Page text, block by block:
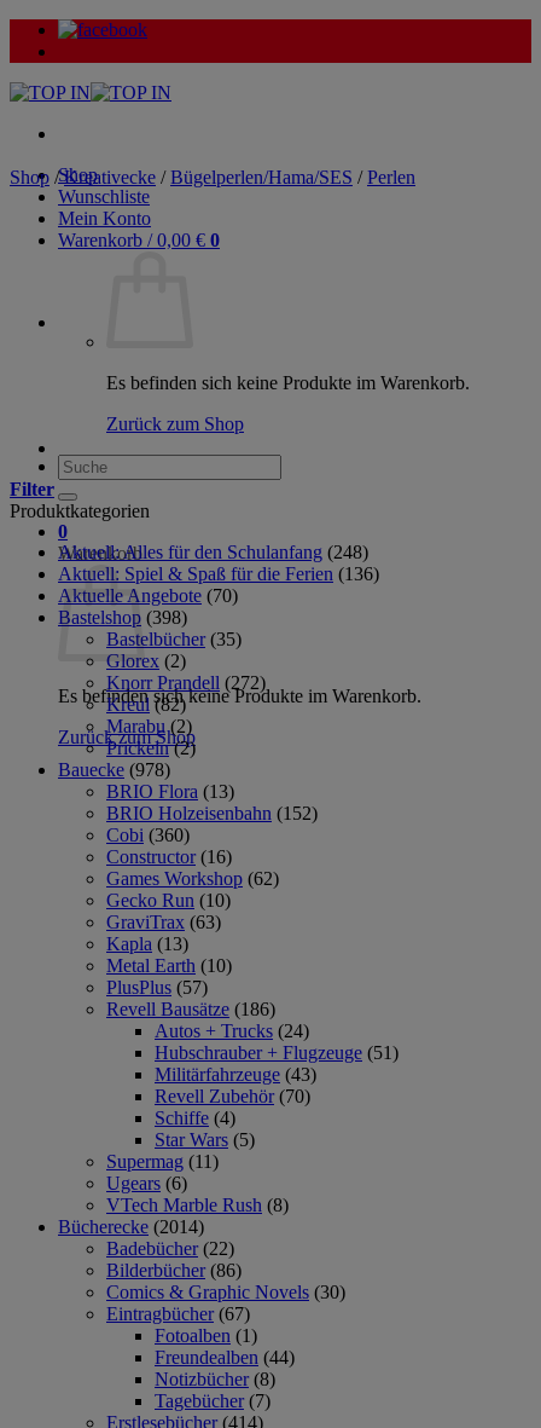
Zum
Inhalt
Shop
Wunschliste
Mein Konto
Warenkorb /0,00 € 0
Es befinden sich keine Produkte im Warenkorb.
Zurück zum Shop
Suche
nach:
0
Warenkorb
Es befinden sich keine Produkte im Warenkorb.
Zurück zum Shop
Shop / Kreativecke / Bügelperlen/Hama/SES / Perlen
Filter
Produktkategorien
Aktuell: Alles für den Schulanfang (248)
Aktuell: Spiel & Spaß für die Ferien (136)
Aktuelle Angebote (70)
Bastelshop (398)
Bastelbücher (35)
Glorex (2)
Knorr Prandell (272)
Kreul (82)
Marabu (2)
Prickeln (2)
Bauecke (978)
BRIO Flora (13)
BRIO Holzeisenbahn (152)
Cobi (360)
Constructor (16)
Games Workshop (62)
Gecko Run (10)
GraviTrax (63)
Kapla (13)
Metal Earth (10)
PlusPlus (57)
Revell Bausätze (186)
Autos + Trucks (24)
Hubschrauber + Flugzeuge (51)
Militärfahrzeuge (43)
Revell Zubehör (70)
Schiffe (4)
Star Wars (5)
Supermag (11)
Ugears (6)
VTech Marble Rush (8)
Bücherecke (2014)
Badebücher (22)
Bilderbücher (86)
Comics & Graphic Novels (30)
Eintragbücher (67)
Fotoalben (1)
Freundealben (44)
Notizbücher (8)
Tagebücher (7)
Erstlesebücher (414)